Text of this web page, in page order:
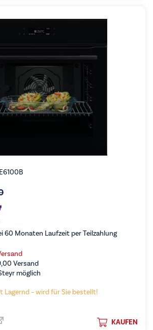
60 Monaten Laufzeit per Teilzahlung
Versand
möglich
Lagernd – wird für Sie bestellt!
KAUFEN